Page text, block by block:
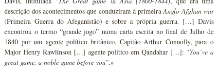
descrição dos acontecimentos que conduziram à primeira Anglo-Afghan war
(Primeira Guerra do Afeganistão) e sobre a própria guerra. […] Davis
encontrou o termo “grande jogo” numa carta escrita no final de Julho de
1840 por um agente político britânico, Capitão Arthur Connolly, para o
Major Henry Rawlinson […] agente político em Qandahar […]: “You’ve a
great game, a noble game before you”.»